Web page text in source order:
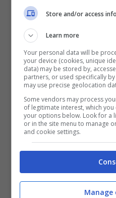
dell’esonero di
stagione visti i
che hanno deluso la
anche la stessa
Per questo motivo è
discussione il lavoro
e sono stati avviati
altri tecnici dopo le
incassate di fila
attenzione all’ultimo
Store and/or access
Learn more
Your personal data will be
your device (cookies, unique
data) may be stored by,
partners, or used specifically
may use precise geolocation
Some vendors may process
of legitimate interest, which
your options below. Look for a
or in the site menu to manage
and cookie settings.
Manage